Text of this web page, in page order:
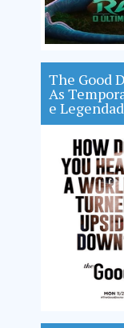
The Good
As
e